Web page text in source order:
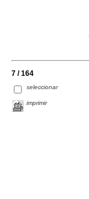
7 / 164
seleccionar
imprimir